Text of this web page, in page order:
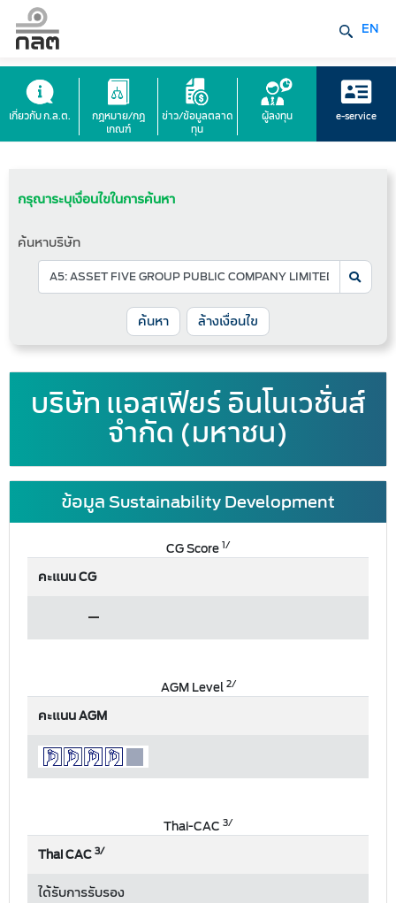
EN
เกี่ยวกับ ก.ล.ต.
กฎหมาย/กฎ
เกณฑ์
ข่าว/ข้อมูลตลาด
ทุน
ผู้ลงทุน e-service
กรุณาระบุเงื่อนไขในการค้นหา
ค้นหาบริษัท
ล้างเงื่อนไข
บริษัท แอสเฟียร์ อินโนเวชั่นส์
จำกัด (มหาชน)
ข้อมูล Sustainability Development
CG Score1/
คะแนน CG
AGM Level2/
คะแนน AGM
Thai-CAC 3/
Thai CAC3/
ได้รับการรับรอง